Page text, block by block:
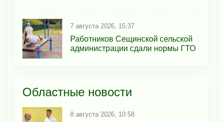
7 августа 2026, 15:37
Работников Сещинской сельской
администрации сдали нормы ГТО
Областные новости
8 августа 2026, 10:58